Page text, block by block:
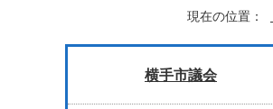
現在の位置：
横手市議会